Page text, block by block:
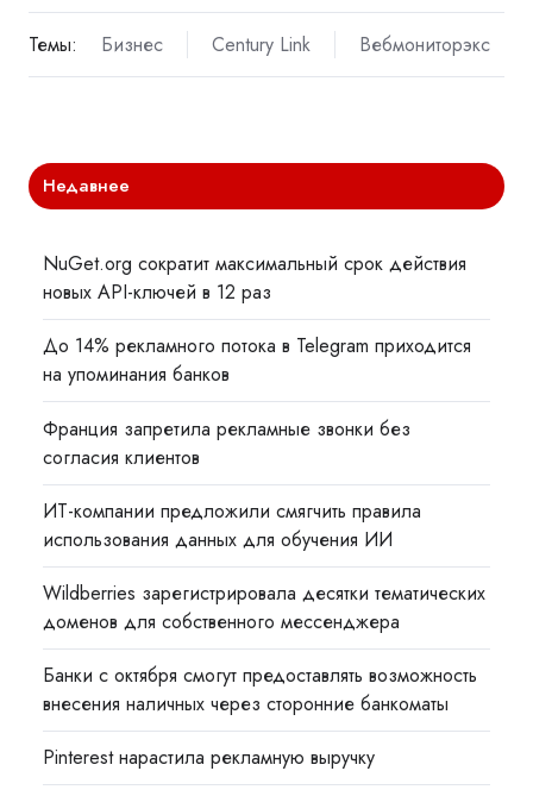
Темы: Бизнес Century Link Вебмониторэкс
Недавнее
NuGet.org сократит максимальный срок действия
новых API-ключей в 12 раз
До 14% рекламного потока в Telegram приходится
на упоминания банков
Франция запретила рекламные звонки без
согласия клиентов
ИТ-компании предложили смягчить правила
использования данных для обучения ИИ
Wildberries зарегистрировала десятки тематических
доменов для собственного мессенджера
Банки с октября смогут предоставлять возможность
внесения наличных через сторонние банкоматы
Pinterest нарастила рекламную выручку